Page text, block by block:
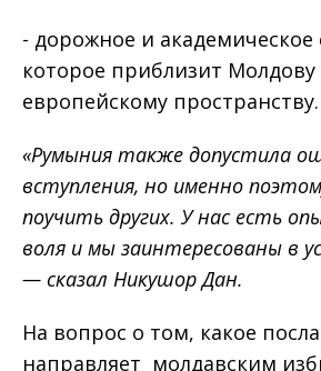
- дорожное и
которое приблизит Молдову
европейскому пространству.
«Румыния также допустила
вступления, но именно
поучить других. У нас есть
воля и мы заинтересованы в
— сказал Никушор Дан.
На вопрос о том, какое
направляет молдавским